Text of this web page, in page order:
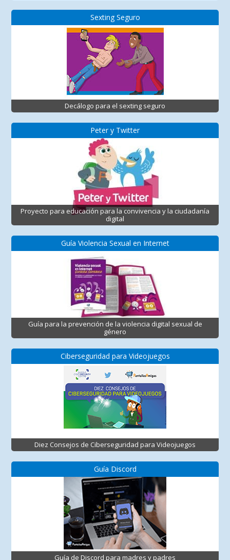
Sexting Seguro
Decálogo para el sexting seguro
Peter y Twitter
Proyecto para educación para la convivencia y la ciudadanía
digital
Guía Violencia Sexual en Internet
Guía para la prevención de la violencia digital sexual de
género
Ciberseguridad para Videojuegos
Diez Consejos de Ciberseguridad para Videojuegos
Guía Discord
Guía de Discord para madres y padres